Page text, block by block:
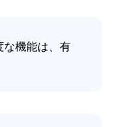
な機能は、有